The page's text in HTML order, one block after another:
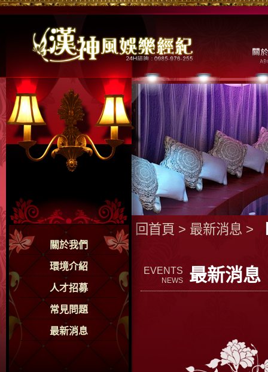
關於我們
環境介紹
人才招募
常見問題
最新消息
回首頁 > 最新消息 >
EVENTS
NEWS 最新消息